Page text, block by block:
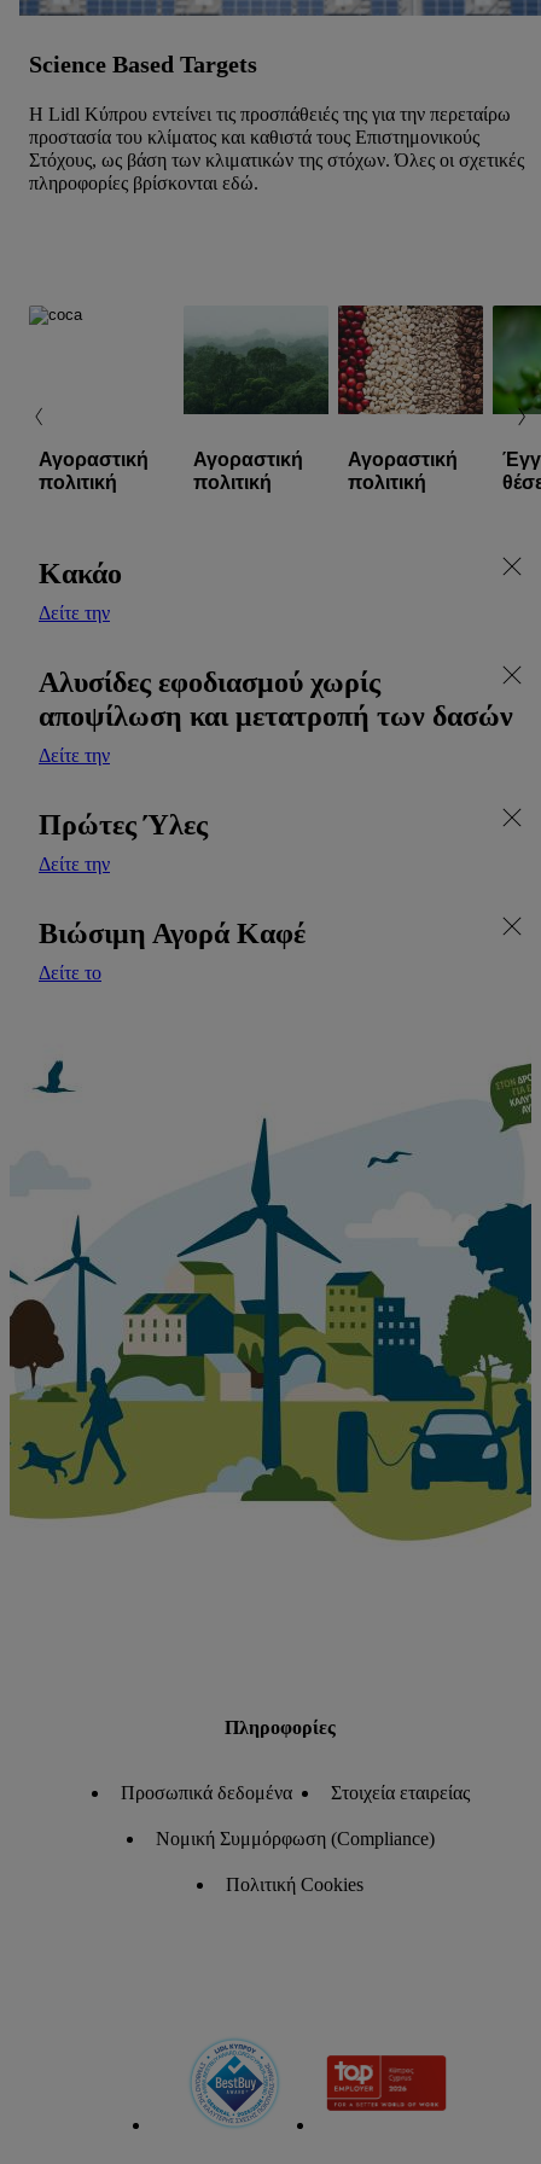
Science Based Targets
Η Lidl Κύπρου εντείνει τις προσπάθειές της για την περεταίρω
προστασία του κλίματος και καθιστά τους Επιστημονικούς
Στόχους, ως βάση των κλιματικών της στόχων. Όλες οι σχετικές
πληροφορίες βρίσκονται εδώ.
Αγοραστική
πολιτική
Αγοραστική
πολιτική
Αγοραστική
πολιτική
Κακάο
Δείτε την
Αλυσίδες εφοδιασμού χωρίς
αποψίλωση και μετατροπή των δασών
Δείτε την
Πρώτες Ύλες
Δείτε την
Βιώσιμη Αγορά Καφέ
Δείτε το
Πληροφορίες
Προσωπικά δεδομένα Στοιχεία εταιρείας
Νομική Συμμόρφωση (Compliance)
Πολιτική Cookies